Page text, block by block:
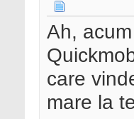
Ah,
care
mare la